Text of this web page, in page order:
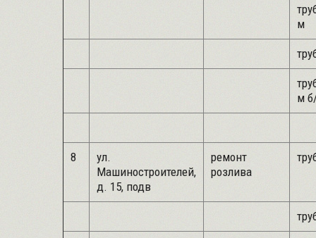
м
м
8
ул.
Машиностроителей,
д. 15, подв
ремонт
розлива